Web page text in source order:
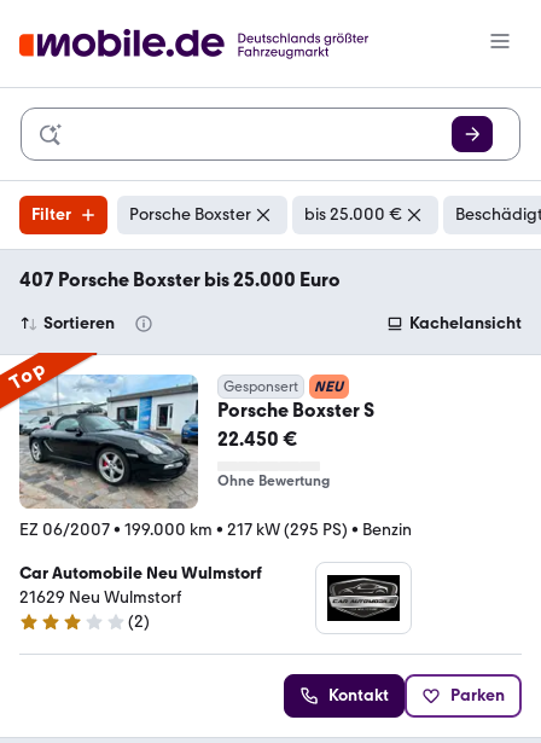
Filter Porsche Boxster bis 25.000 €
407 Porsche Boxster bis 25.000 Euro
Sortieren Kachelansicht
Top Gesponsert NEU
Porsche Boxster S
22.450 €
Ohne Bewertung
EZ 06/2007• 199.000 km • 217 kW (295 PS) • Benzin
Car Automobile Neu Wulmstorf
21629 Neu Wulmstorf
3 Sterne
(2)
Kontakt Parken